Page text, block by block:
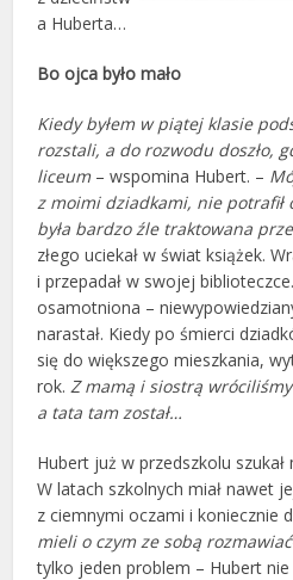
a Huberta…
Bo ojca było mało
Kiedy byłem w piątej klasie
rozstali, a do rozwodu doszło,
liceum– wspomina Hubert. –
z moimi dziadkami, nie potrafił
była bardzo źle traktowana
złego uciekał w świat książek.
i przepadał w swojej
osamotniona –
narastał. Kiedy po śmierci
się do większego mieszkania,
rok. Z mamą i siostrą
a tata tam został…
Hubert już w przedszkolu
W latach szkolnych miał nawet
z ciemnymi oczami i koniecznie
mieli o czym ze sobą rozmawiać
tylko jeden problem – Hubert nie